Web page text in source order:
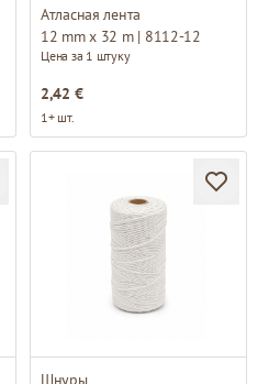
Атласная лента
12 mm x 32 m | 8112-12
Цена за 1 штуку
2,42 €
1+ шт.
Шнуры